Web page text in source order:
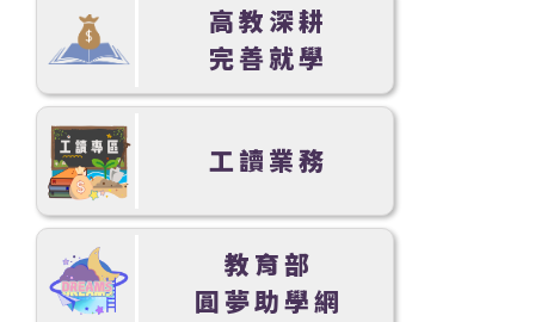
高教深耕
完善就學
工讀業務
教育部
圓夢助學網